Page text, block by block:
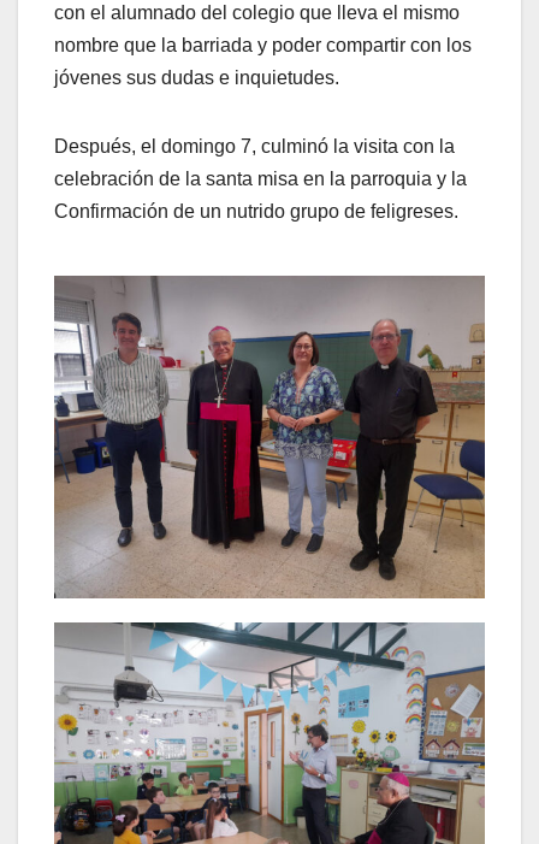
con el alumnado del colegio que lleva el mismo
nombre que la barriada y poder compartir con los
jóvenes sus dudas e inquietudes.
Después, el domingo 7, culminó la visita con la
celebración de la santa misa en la parroquia y la
Confirmación de un nutrido grupo de feligreses.